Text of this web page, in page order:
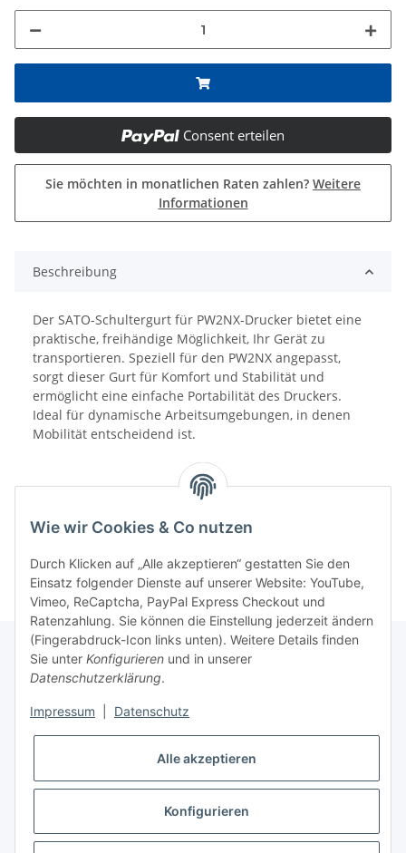
Consent erteilen
Sie möchten in monatlichen Raten zahlen? Weitere
Informationen
Beschreibung
Der SATO-Schultergurt für PW2NX-Drucker bietet eine
praktische, freihändige Möglichkeit, Ihr Gerät zu
transportieren. Speziell für den PW2NX angepasst,
sorgt dieser Gurt für Komfort und Stabilität und
ermöglicht eine einfache Portabilität des Druckers.
Ideal für dynamische Arbeitsumgebungen, in denen
Mobilität entscheidend ist.
Informationen
Gesetzliche Informationen
Wie wir Cookies & Co nutzen
Durch Klicken auf „Alle akzeptieren“ gestatten Sie den
Einsatz folgender Dienste auf unserer Website: YouTube,
Vimeo, ReCaptcha, PayPal Express Checkout und
Ratenzahlung. Sie können die Einstellung jederzeit ändern
(Fingerabdruck-Icon links unten). Weitere Details finden
Sie unter Konfigurieren und in unserer
Datenschutzerklärung.
Impressum Datenschutz
Alle akzeptieren
Konfigurieren